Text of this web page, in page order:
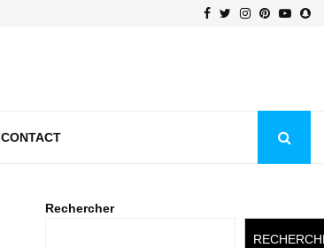
Facebook
Twitter
Instagram
Pinterest
CONTACT
Rechercher